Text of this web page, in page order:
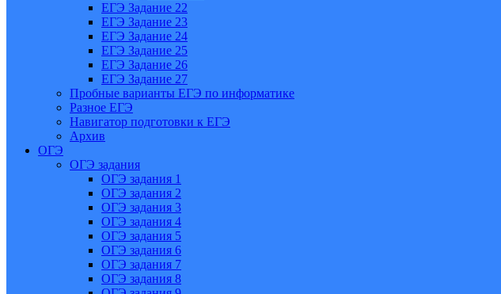
ЕГЭ Задание 22
ЕГЭ Задание 23
ЕГЭ Задание 24
ЕГЭ Задание 25
ЕГЭ Задание 26
ЕГЭ Задание 27
Пробные варианты ЕГЭ по информатике
Разное ЕГЭ
Навигатор подготовки к ЕГЭ
Архив
ОГЭ
ОГЭ задания
ОГЭ задания 1
ОГЭ задания 2
ОГЭ задания 3
ОГЭ задания 4
ОГЭ задания 5
ОГЭ задания 6
ОГЭ задания 7
ОГЭ задания 8